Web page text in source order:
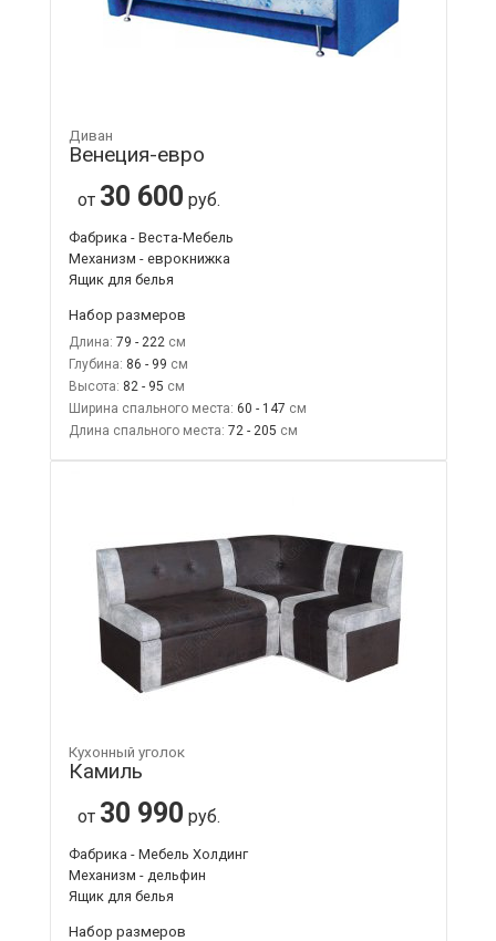
Диван
Венеция-евро
от 30 600 руб.
Фабрика - Веста-Мебель
Механизм - еврокнижка
Ящик для белья
Набор размеров
Длина: 79 - 222
Глубина: 86 - 99
Высота: 82 - 95
Ширина спального места: 60 - 147
Длина спального места: 72 - 205
Кухонный уголок
Камиль
от 30 990 руб.
Фабрика - Мебель Холдинг
Механизм - дельфин
Ящик для белья
Набор размеров